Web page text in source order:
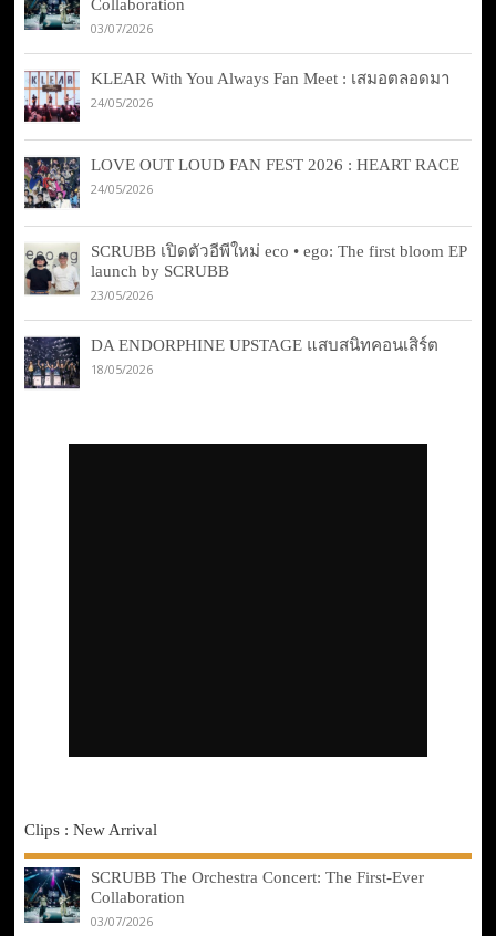
Collaboration
03/07/2026
KLEAR With You Always Fan Meet : เสมอตลอดมา
24/05/2026
LOVE OUT LOUD FAN FEST 2026 : HEART RACE
24/05/2026
SCRUBB เปิดตัวอีพีใหม่ eco • ego: The first bloom EP
launch by SCRUBB
23/05/2026
DA ENDORPHINE UPSTAGE แสบสนิทคอนเสิร์ต
18/05/2026
Clips : New Arrival
SCRUBB The Orchestra Concert: The First-Ever
Collaboration
03/07/2026